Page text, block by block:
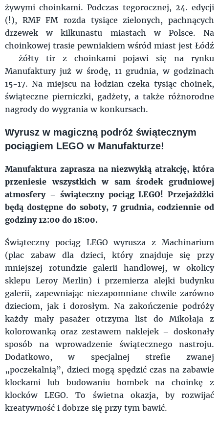
żywymi choinkami. Podczas tegorocznej, 24. edycji
(!), RMF FM rozda tysiące zielonych, pachnących
drzewek w kilkunastu miastach w Polsce. Na
choinkowej trasie pewniakiem wśród miast jest Łódź
– żółty tir z choinkami pojawi się na rynku
Manufaktury już w środę, 11 grudnia, w godzinach
15-17. Na miejscu na łodzian czeka tysiąc choinek,
świąteczne pierniczki, gadżety, a także różnorodne
nagrody do wygrania w konkursach.
Wyrusz w magiczną podróż świątecznym
pociągiem LEGO w Manufakturze!
Manufaktura zaprasza na niezwykłą atrakcję, która
przeniesie wszystkich w sam środek grudniowej
atmosfery – świąteczny pociąg LEGO! Przejażdżki
będą dostępne do soboty, 7 grudnia, codziennie od
godziny 12:00 do 18:00.
Świąteczny pociąg LEGO wyrusza z Machinarium
(plac zabaw dla dzieci, który znajduje się przy
mniejszej rotundzie galerii handlowej, w okolicy
sklepu Leroy Merlin) i przemierza alejki budynku
galerii, zapewniając niezapomniane chwile zarówno
dzieciom, jak i dorosłym. Na zakończenie podróży
każdy mały pasażer otrzyma list do Mikołaja z
kolorowanką oraz zestawem naklejek – doskonały
sposób na wprowadzenie świątecznego nastroju.
Dodatkowo, w specjalnej strefie zwanej
„poczekalnią”, dzieci mogą spędzić czas na zabawie
klockami lub budowaniu bombek na choinkę z
klocków LEGO. To świetna okazja, by rozwijać
kreatywność i dobrze się przy tym bawić.